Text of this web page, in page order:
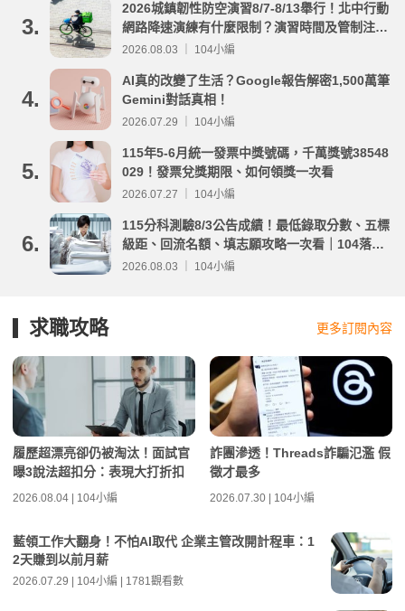
3.
2026城鎮韌性防空演習8/7-8/13舉行！北中行動
網路降速演練有什麼限制？演習時間及管制注意
事項整理
2026.08.03 ｜ 104小編
4.
AI真的改變了生活？Google報告解密1,500萬筆
Gemini對話真相！
2026.07.29 ｜ 104小編
5.
115年5-6月統一發票中獎號碼，千萬獎號38548
029！發票兌獎期限、如何領獎一次看
2026.07.27 ｜ 104小編
6.
115分科測驗8/3公告成績！最低錄取分數、五標
級距、回流名額、填志願攻略一次看｜104落點
分析
2026.08.03 ｜ 104小編
求職攻略 更多訂閱內容
履歷超漂亮卻仍被淘汰！面試官
曝3說法超扣分：表現大打折扣
2026.08.04 | 104小編
詐團滲透！Threads詐騙氾濫 假
徵才最多
2026.07.30 | 104小編
藍領工作大翻身！不怕AI取代 企業主管改開計程車：1
2天賺到以前月薪
2026.07.29 | 104小編 | 1781觀看數